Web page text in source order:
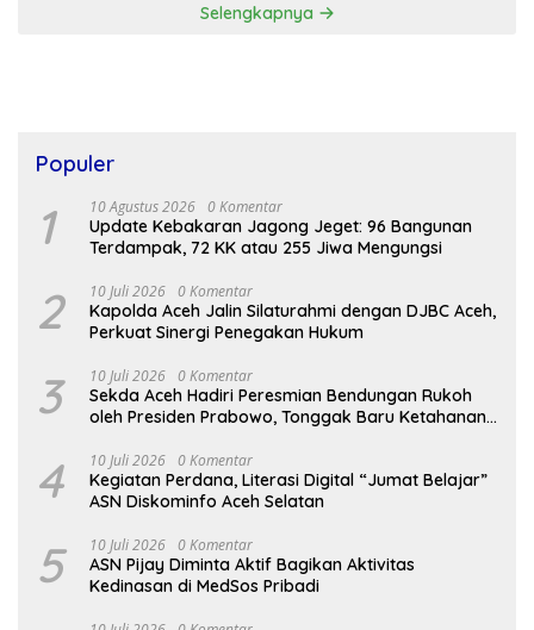
Selengkapnya
Populer
1 10 Agustus 2026 0 Komentar
Update Kebakaran Jagong Jeget: 96 Bangunan
Terdampak, 72 KK atau 255 Jiwa Mengungsi
2 10 Juli 2026 0 Komentar
Kapolda Aceh Jalin Silaturahmi dengan DJBC Aceh,
Perkuat Sinergi Penegakan Hukum
3 10 Juli 2026 0 Komentar
Sekda Aceh Hadiri Peresmian Bendungan Rukoh
oleh Presiden Prabowo, Tonggak Baru Ketahanan
4 10 Juli 2026 0 Komentar
Kegiatan Perdana, Literasi Digital “Jumat Belajar”
ASN Diskominfo Aceh Selatan
5 10 Juli 2026 0 Komentar
ASN Pijay Diminta Aktif Bagikan Aktivitas
Kedinasan di MedSos Pribadi